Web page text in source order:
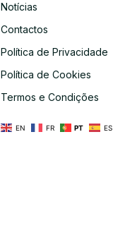
Notícias
Contactos
Política de Privacidade
Política de Cookies
Termos e Condições
EN FR PT ES